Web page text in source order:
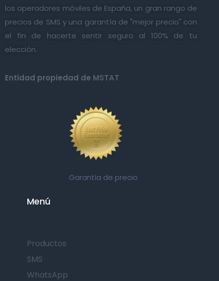
los operadores móviles de España, un gran rango de
precios de SMS y una garantía de "mejor precio" con
el fin de hacerte sentir seguro al 100% de tu
elección.
Entidad propiedad de MSTAT
Garantía de precio
Menú
Productos
SMS
WhatsApp